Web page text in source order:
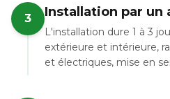
3 Installation par un
L'installation dure 1 à 3
extérieure et intérieure,
et électriques, mise en